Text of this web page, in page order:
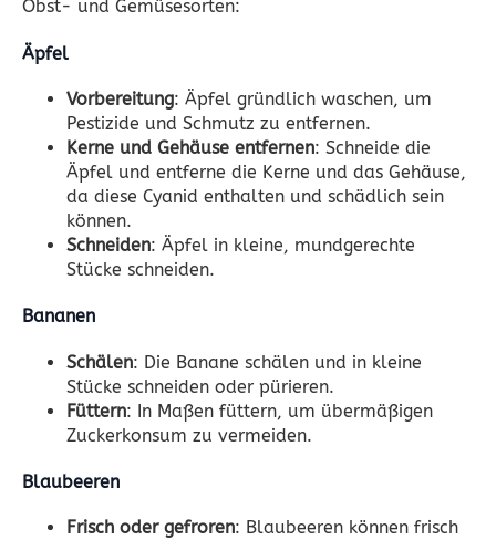
Obst- und Gemüsesorten:
Äpfel
Vorbereitung: Äpfel gründlich waschen, um
Pestizide und Schmutz zu entfernen.
Kerne und Gehäuse entfernen: Schneide die
Äpfel und entferne die Kerne und das Gehäuse,
da diese Cyanid enthalten und schädlich sein
können.
Schneiden: Äpfel in kleine, mundgerechte
Stücke schneiden.
Bananen
Schälen: Die Banane schälen und in kleine
Stücke schneiden oder pürieren.
Füttern: In Maßen füttern, um übermäßigen
Zuckerkonsum zu vermeiden.
Blaubeeren
Frisch oder gefroren: Blaubeeren können frisch